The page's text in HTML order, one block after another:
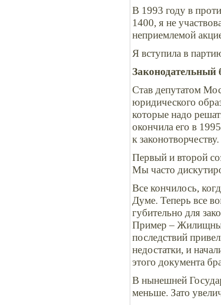
В 1993 году в
1400, я не
неприемлемой
Я вступила в
Законодательный
Став депутатом
юридического
которые надо
окончила его в
к законотворчеству.
Первый и второй
Мы часто
Все кончилось,
Думе. Теперь все
губительно для
Пример –
последствий
недостатки, и
этого документа
В нынешней
меньше. Зато